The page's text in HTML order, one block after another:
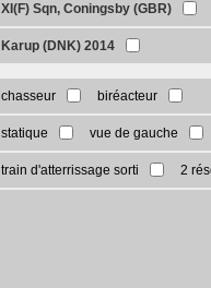
XI(F) Sqn, Coningsby (GBR)
Karup (DNK) 2014
chasseur biréacteur
statique vue de gauche
train d'atterrissage sorti 2